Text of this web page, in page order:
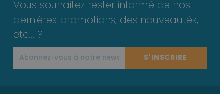
Vous souhaitez rester informé de nos
dernières promotions, des nouveautés,
etc... ?
S'INSCRIRE